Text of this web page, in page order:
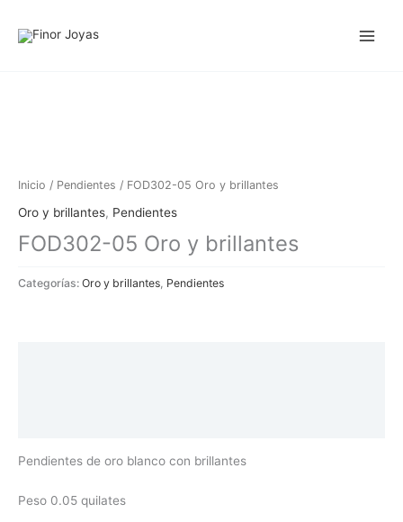
Inicio / Pendientes / FOD302-05 Oro y brillantes
Oro y brillantes, Pendientes
FOD302-05 Oro y brillantes
Categorías: Oro y brillantes Pendientes
Pendientes de oro blanco con brillantes
Peso 0.05 quilates